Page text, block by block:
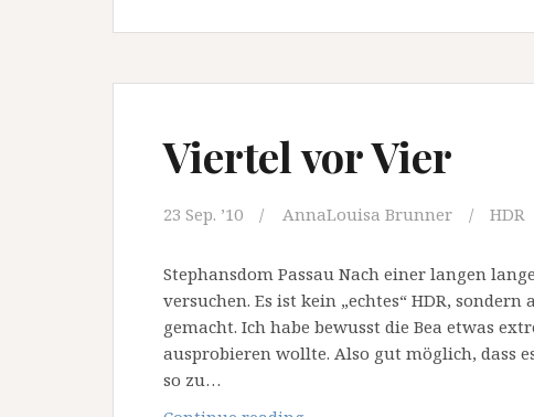
Viertel vor Vier
23 Sep. ’10 AnnaLouisa Brunner HDR
Stephansdom Passau Nach einer langen
versuchen. Es ist kein „echtes“ HDR,
gemacht. Ich habe bewusst die Bea etwas
ausprobieren wollte. Also gut möglich, dass
so zu…